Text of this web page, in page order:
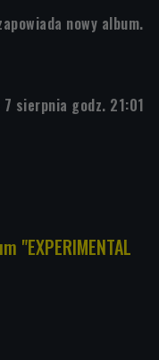
nowy album.
7 sierpnia godz. 21:01
"EXPERIMENTAL